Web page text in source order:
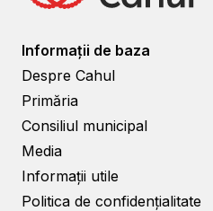
Informații de baza
Despre Cahul
Primăria
Consiliul municipal
Media
Informații utile
Politica de confidențialitate